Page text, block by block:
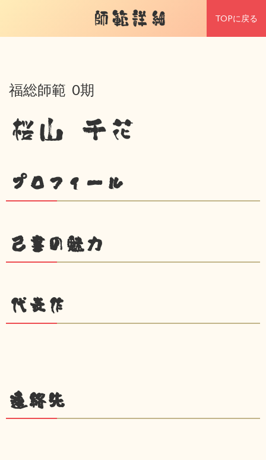
師範詳細 TOPに戻る
福総師範 0期
桜山 千花
プロフィール
己書の魅力
代表作
連絡先